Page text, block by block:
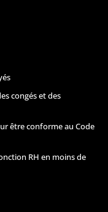
congés et des
être conforme au Code
RH en moins de